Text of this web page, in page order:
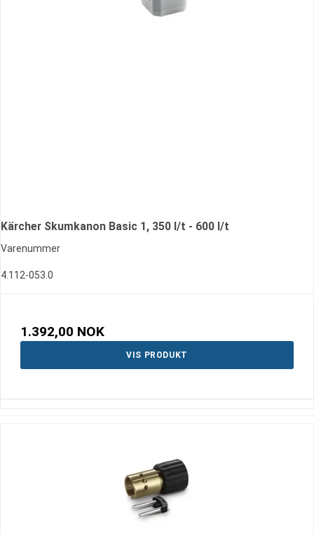
Kärcher Skumkanon Basic 1, 350 l/t - 600 l/t
Varenummer
4.112-053.0
1.392,00 NOK
VIS PRODUKT